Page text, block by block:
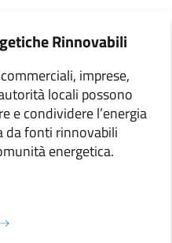
Rinnovabili
imprese,
locali possono
e condividere l’energia
da fonti rinnovabili
energetica.